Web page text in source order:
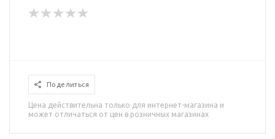
Поделиться
Цена действительна только для интернет-магазина и
может отличаться от цен в розничных магазинах